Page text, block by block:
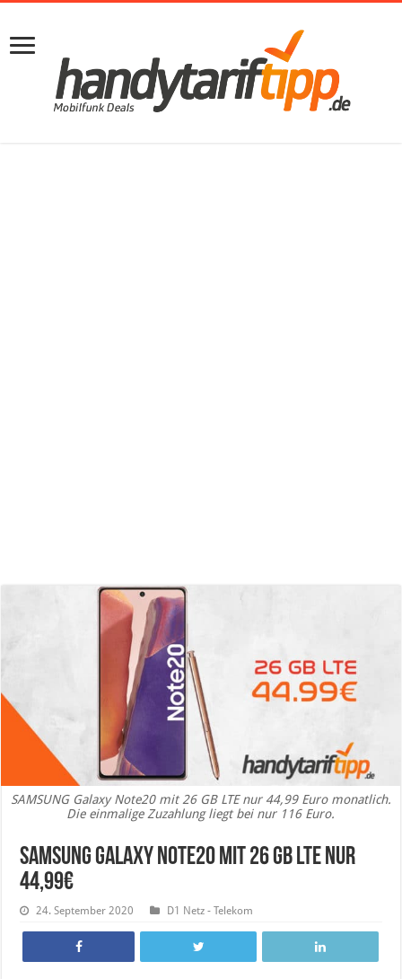
SAMSUNG Galaxy Note20 mit 26 GB LTE nur 44,99 Euro monatlich.
Die einmalige Zuzahlung liegt bei nur 116 Euro.
SAMSUNG Galaxy Note20 mit 26 GB LTE nur
44,99€
24. September 2020 D1 Netz - Telekom